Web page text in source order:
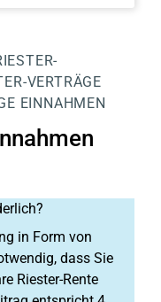
VERTRÄGE
EINNAHMEN
in Form von
dass Sie
Riester-Rente